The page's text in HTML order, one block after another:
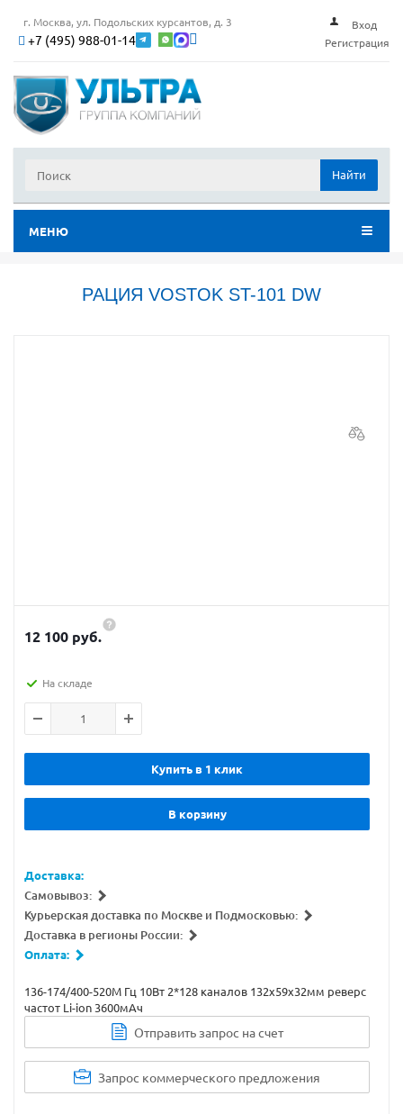
г. Москва, ул. Подольских курсантов, д. 3
+7 (495) 988-01-14
Вход
Регистрация
Найти
МЕНЮ
РАЦИЯ VOSTOK ST-101 DW
12 100 руб.
На складе
Купить в 1 клик
В корзину
Доставка:
Самовывоз:
Курьерская доставка по Москве и Подмосковью:
Доставка в регионы России:
Оплата:
136-174/400-520М Гц 10Вт 2*128 каналов 132х59х32мм реверс
частот Li-ion 3600мАч
Отправить запрос на счет
Запрос коммерческого предложения